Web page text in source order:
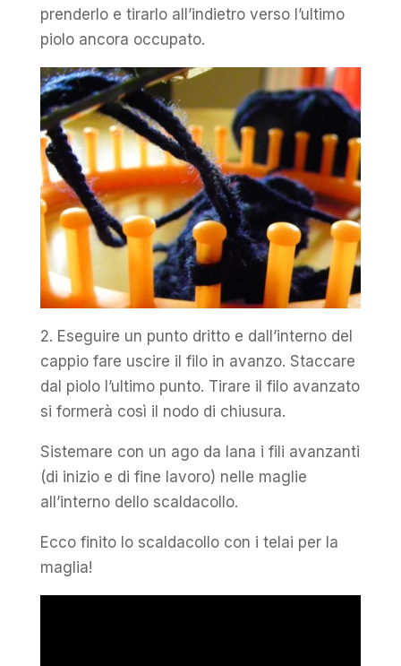
prenderlo e tirarlo all’indietro verso l’ultimo
piolo ancora occupato.
2. Eseguire un punto dritto e dall’interno del
cappio fare uscire il filo in avanzo. Staccare
dal piolo l’ultimo punto. Tirare il filo avanzato
si formerà così il nodo di chiusura.
Sistemare con un ago da lana i fili avanzanti
(di inizio e di fine lavoro) nelle maglie
all’interno dello scaldacollo.
Ecco finito lo scaldacollo con i telai per la
maglia!